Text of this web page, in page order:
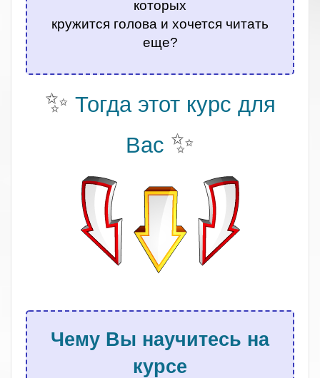
которых
кружится голова и хочется читать
еще?
✨ Тогда этот курс для
Вас ✨
Чему Вы научитесь на
курсе